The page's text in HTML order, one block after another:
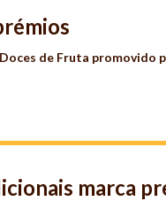
de Fruta promovido
marca